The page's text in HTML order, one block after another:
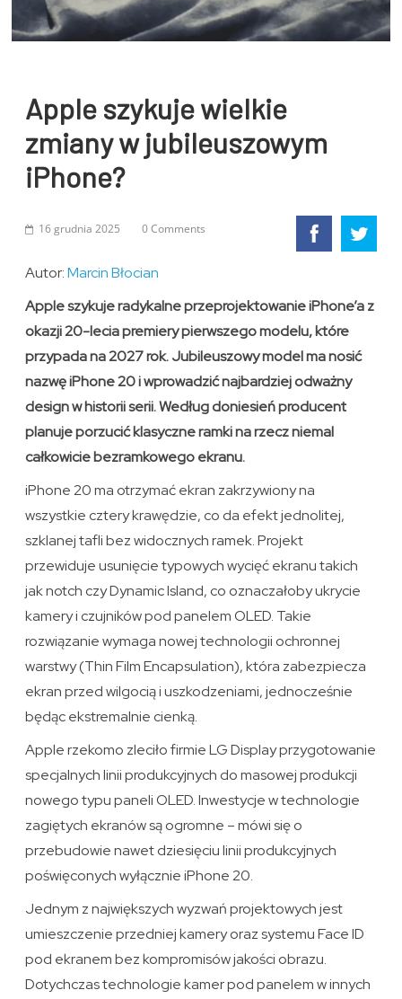
Apple szykuje wielkie
zmiany w jubileuszowym
iPhone?
16 grudnia 2025 0 Comments
Autor:Marcin Błocian
Apple szykuje radykalne przeprojektowanie iPhone’a z
okazji 20-lecia premiery pierwszego modelu, które
przypada na 2027 rok. Jubileuszowy model ma nosić
nazwę iPhone 20 i wprowadzić najbardziej odważny
design w historii serii. Według doniesień producent
planuje porzucić klasyczne ramki na rzecz niemal
całkowicie bezramkowego ekranu.
iPhone 20 ma otrzymać ekran zakrzywiony na
wszystkie cztery krawędzie, co da efekt jednolitej,
szklanej tafli bez widocznych ramek. Projekt
przewiduje usunięcie typowych wycięć ekranu takich
jak notch czy Dynamic Island, co oznaczałoby ukrycie
kamery i czujników pod panelem OLED. Takie
rozwiązanie wymaga nowej technologii ochronnej
warstwy (Thin Film Encapsulation), która zabezpiecza
ekran przed wilgocią i uszkodzeniami, jednocześnie
będąc ekstremalnie cienką.
Apple rzekomo zleciło firmie LG Display przygotowanie
specjalnych linii produkcyjnych do masowej produkcji
nowego typu paneli OLED. Inwestycje w technologie
zagiętych ekranów są ogromne – mówi się o
przebudowie nawet dziesięciu linii produkcyjnych
poświęconych wyłącznie iPhone 20.
Jednym z największych wyzwań projektowych jest
umieszczenie przedniej kamery oraz systemu Face ID
pod ekranem bez kompromisów jakości obrazu.
Dotychczas technologie kamer pod panelem w innych